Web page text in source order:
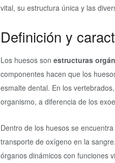
vital, su estructura única y las
Definición y
Los huesos son estructuras
componentes hacen que los
esmalte dental. En los
organismo, a diferencia de los
Dentro de los huesos se
transporte de oxígeno en la
órganos dinámicos con funciones